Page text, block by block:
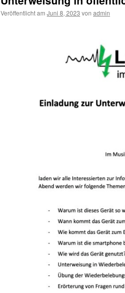
Veröffentlicht am Juni 8, 2023 von admin